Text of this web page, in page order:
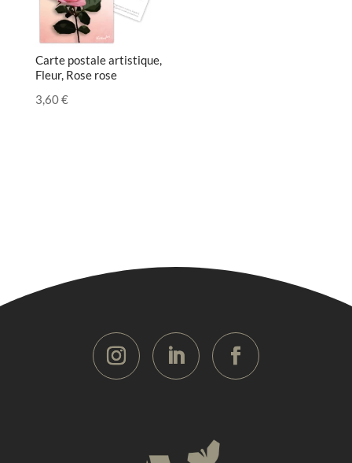
Carte postale artistique,
Fleur, Rose rose
3,60€